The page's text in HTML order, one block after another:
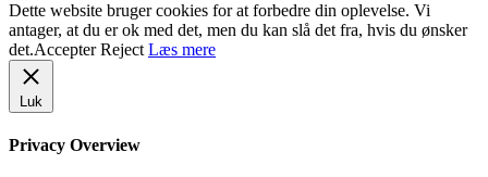
Dette website bruger cookies for at forbedre din oplevelse. Vi
antager, at du er ok med det, men du kan slå det fra, hvis du ønsker
det.Accepter Reject Læs mere
Luk
Privacy Overview